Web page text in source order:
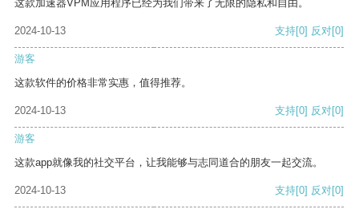
这款加速器VPM应用程序已经为我们带来了无限的隐私和自由。
2024-10-13 支持[0] 反对[0]
游客
这款软件的价格非常实惠，值得推荐。
2024-10-13 支持[0] 反对[0]
游客
这款app就像我的社交平台，让我能够与志同道合的朋友一起交流。
2024-10-13 支持[0] 反对[0]